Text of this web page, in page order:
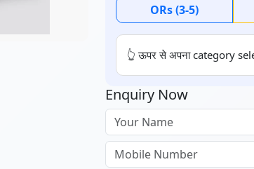
ORs (3-5)
👆 ऊपर से अपना category
Enquiry Now